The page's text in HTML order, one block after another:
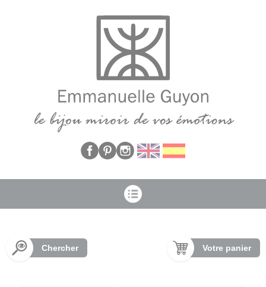
Chercher Votre panier